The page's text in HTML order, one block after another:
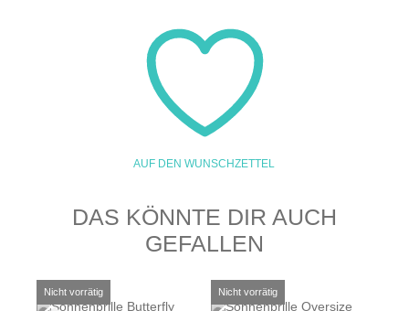
AUF DEN WUNSCHZETTEL
DAS KÖNNTE DIR AUCH
GEFALLEN